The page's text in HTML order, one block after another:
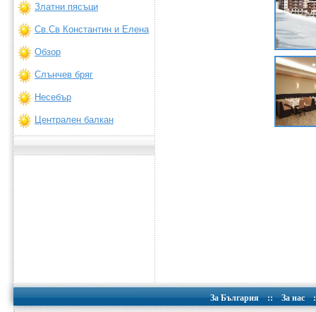
Златни пясъци
Св.Св Константин и Елена
Обзор
Слънчев бряг
Несебър
Централен балкан
За България :: За нас